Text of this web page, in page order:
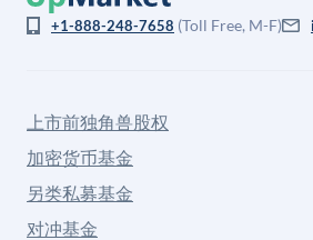
+1-888-248-7658 (Toll Free, M-F)
上市前独角兽股权
加密货币基金
另类私募基金
对冲基金